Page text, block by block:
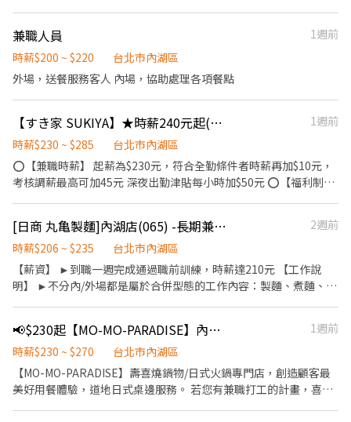
餐點→餐具清洗→環境整理維護......等。 ▪洗碗區🫧 餐具清洗、環境
整理整頓、環境清洗......等。 ✨️在職教育訓練完善，無經驗者也OK✨️
⭕獎金福利 ▪生日禮券！ ▪員工用餐優惠！ ▪不定期活動競賽獎
金！ ▪一年4次考核及調薪！ ▪加班費5分鐘為單位計算！ ▪介紹
親朋好友入職，期滿可獲得3,000～5,000元獎金！ ⭕基本保障 ①加
班費(以5分鐘為單位計算) ②勞保、健保、意外險 ③每月提撥勞工退
休新制6% ④特休按照勞基法規定 ⑤颱風天出勤津貼 ⑥員工用餐折
扣 ⑦提供員工制服 ⑧任職一年後提供免費健檢
後續處理 3. 開店前準備及閉店整理作業 4. 洗滌與環境清潔 5. 完成主
管交付工作 ✅工作時段 中班：12:00~21:00或21:30 晚班：
18:00~22:30或23:00 (排班區間另安排休息時間，週六、週日有一天
班；兼職人員每月可配合排班時數須達60小時以上。 ✅提供免費溫
馨員工餐點、交通便利通勤上班很方便。 ✅歡迎無餐飲工作經驗、
-------------------------------------------------- 此門市位於「內湖
大全聯」裡。 交通方式，搭車公車到店資訊： 一、可搭 518號、
204號、63號、552號、小2 藍26 藍7；在新湖三路口下車 步行約2
分鐘即可抵達。 二、可於松山火車站轉搭518號或204公車，在新湖
三路口下車 步行約2分鐘即可抵達。 三、基隆前來，可搭福和客運
1511至新湖一路口下車 步行約6分鐘可達。 ------------------------
-------------------------------------------------- 『加入三澧 成為
家人』共同創造無限可能。 1998年於台灣成立-日商三澧餐飲集團
HUMAX ASIA，屬於日本Wondertable餐飲集團在台分公司。 深耕
台灣多年的日本與義大利美食連鎖品牌，旗下六大連鎖餐飲品牌包
含， ★義式料理餐廳：BELLINI CAFFÈ、BELLINI Pasta Pasta、
MOLINO手工義大利麵 ★日式鍋物餐廳：Mo-Mo-Paradise壽喜燒
★日式天婦羅專門店：天吉屋、吉天麩羅 全台直營店鋪皆位於各大
百貨商場，並持續穩定發展中。 ------------------------------------
兼職人員
1週前
時薪$200 ~ $220
台北市內湖區
外場，送餐服務客人 內場，協助處理各項餐點
【すき家 SUKIYA】★時薪240元起(含全勤)★內湖店
1週前
時薪$230 ~ $285
台北市內湖區
⭕【兼職時薪】 起薪為$230元，符合全勤條件者時薪再加$10元，
考核調薪最高可加45元 深夜出勤津貼每小時加$50元 ⭕【福利制
健檢 ★勞保、健保，6％勞退提撥 ⭕【工作說明】 《內場》:餐點製
作、食材備料、進貨盤點 《外場》:接待服務顧客、收銀結帳、環境
整潔 ★開朗活潑有笑容 ★ＳＯＰ專業流程 ★無經驗可 ★提供完善
職前教育訓練 ⭕【經營理念】 我們是日本第一的速食連鎖ZENSHO
集團，我們的理念是"消滅世界的飢餓和貧困"，目標是成為全球第
現作提供美味可口的日本國民美食-牛丼/咖哩，並以舒適衛生的用
餐環境、熱情用心的服務態度、平實親民的誠懇價格，強調食品安
全，顧客安心。不論是單獨一人、與家人一起、朋友一起，皆可享
受用餐的樂趣。
[日商 丸亀製麵]內湖店(065) -長期兼職夥伴/廚助/工讀生(彈性排班)
2週前
時薪$206 ~ $235
台北市內湖區
【薪資】 ►到職一週完成通過職前訓練，時薪達210元 【工作說
明】 ►不分內/外場都是屬於合併型態的工作內容：製麵、煮麵、製
時請於主管確認排班時間） 【薪資福利】 1. 提供員工餐 2. 國定假日
雙倍薪 3. 提供優秀同仁績效獎金 4. 久任獎金 5. 生日禮卷 6. 滿年資
享特休假 7.福委會福利補助 ★★多項福利歡迎您加入我們★★ 總是
提供好吃日式餐飲的公司 台灣東利多(丸亀製麵)
📢$230起【MO-MO-PARADISE】內湖大全聯牧場-外場兼職-C23
1週前
時薪$230 ~ $270
台北市內湖區
【MO-MO-PARADISE】壽喜燒鍋物/日式火鍋專門店，創造顧客最
美好用餐體驗，道地日式桌邊服務。 若您有兼職打工的計畫，喜歡